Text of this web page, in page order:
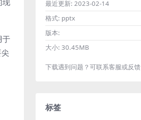
于
最近更新: 2023-02-14
格式: pptx
版本:
大小: 30.45MB
下载遇到问题？可联系客服或反馈
标签